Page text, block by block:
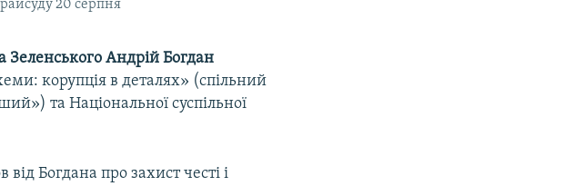
20 серпня
Зеленського Андрій Богдан
корупція в деталях» (спільний
та Національної суспільної
Богдана про захист честі і